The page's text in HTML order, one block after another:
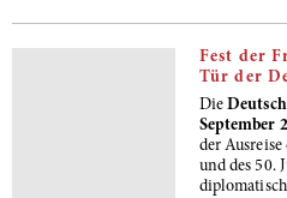
Fest der
Tür der
Die
September
der
und des 50.